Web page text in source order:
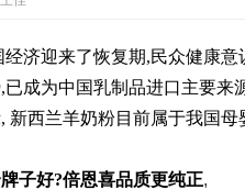
经济迎来了恢复期,民众健康
已成为中国乳制品进口主要
新西兰羊奶粉目前属于我国
子好?倍恩喜品质更纯正,